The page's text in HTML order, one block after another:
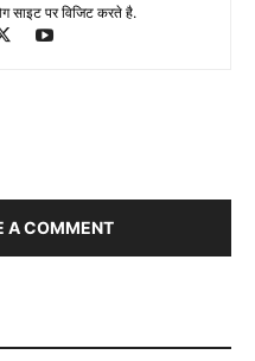
साइट पर विजिट करते है.
A COMMENT